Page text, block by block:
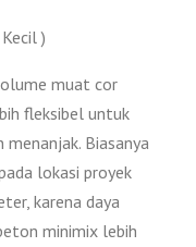
)
muat cor
fleksibel untuk
Biasanya
lokasi proyek
karena daya
minimix lebih